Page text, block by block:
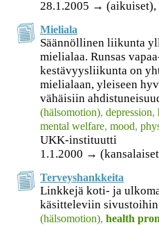
28.1.2005 → (aikuiset),
Mieliala
Säännöllinen liikunta
mielialaa. Runsas
kestävyysliikunta on
mielialaan, yleiseen
vähäisiin
(hälsomotion), depression,
mental welfare, mood,
UKK-instituutti
1.1.2000 →
Terveyshankkeita
Linkkejä koti- ja
käsitteleviin
(hälsomotion), health